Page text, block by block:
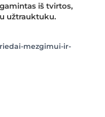
iš tvirtos,
užtrauktuku.
mezgimui-ir-